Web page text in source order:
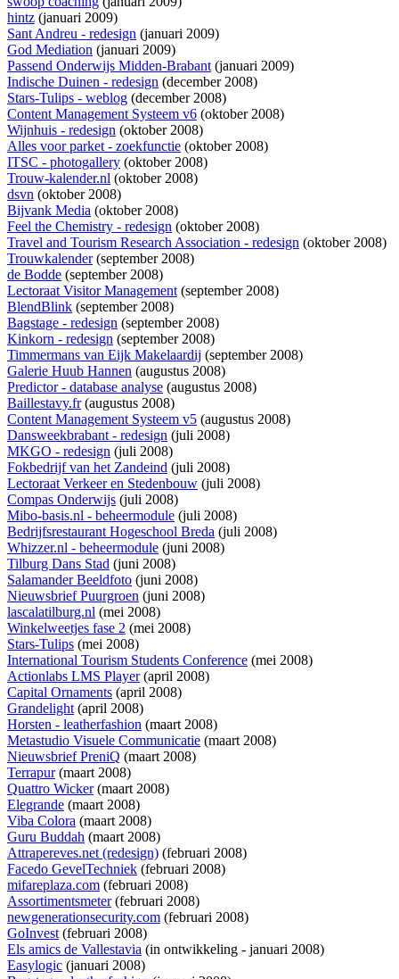
hintz (januari 2009)
Sant Andreu - redesign (januari 2009)
God Mediation (januari 2009)
Passend Onderwijs Midden-Brabant(januari 2009)
Indische Duinen - redesign (december 2008)
Stars-Tulips - weblog (december 2008)
Content Management Systeem v6 (oktober 2008)
Wijnhuis - redesign (oktober 2008)
Alles voor parket - zoekfunctie (oktober 2008)
ITSC - photogallery (oktober 2008)
Trouw-kalender.nl (oktober 2008)
dsvn (oktober 2008)
Bijvank Media (oktober 2008)
Feel the Chemistry - redesign (oktober 2008)
Travel and Tourism Research Association - redesign (oktober 2008)
Trouwkalender(september 2008)
de Bodde (september 2008)
Lectoraat Visitor Management(september 2008)
BlendBlink (september 2008)
Bagstage - redesign (september 2008)
Kinkorn - redesign (september 2008)
Timmermans van Eijk Makelaardij (september 2008)
Galerie Huub Hannen (augustus 2008)
Predictor - database analyse (augustus 2008)
Baillestavy.fr(augustus 2008)
Content Management Systeem v5 (augustus 2008)
Dansweekbrabant - redesign (juli 2008)
MKGO - redesign (juli 2008)
Fokbedrijf van het Zandeind (juli 2008)
Lectoraat Verkeer en Stedenbouw (juli 2008)
Compas Onderwijs (juli 2008)
Mibo-basis.nl - beheermodule (juli 2008)
Bedrijfsrestaurant Hogeschool Breda (juli 2008)
Whizzer.nl - beheermodule (juni 2008)
Tilburg Dans Stad (juni 2008)
Salamander Beeldfoto (juni 2008)
Nieuwsbrief Puurgroen (juni 2008)
lascalatilburg.nl (mei 2008)
Winkelweetjes fase 2 (mei 2008)
Stars-Tulips (mei 2008)
International Tourism Students Conference (mei 2008)
Actionlabs LMS Player(april 2008)
Capital Ornaments (april 2008)
Grandelight(april 2008)
Horsten - leatherfashion (maart 2008)
Metastudio Visuele Communicatie (maart 2008)
Nieuwsbrief PreniQ (maart 2008)
Terrapur(maart 2008)
Quattro Wicker(maart 2008)
Elegrande (maart 2008)
Viba Colora (maart 2008)
Guru Buddah (maart 2008)
Attrapereves.net (redesign) (februari 2008)
Facedo GevelTechniek (februari 2008)
mifareplaza.com (februari 2008)
Assortimentsmeter(februari 2008)
newgenerationsecurity.com (februari 2008)
GoInvest(februari 2008)
Els amics de Vallestavia (in ontwikkeling - januari 2008)
Easylogic (januari 2008)